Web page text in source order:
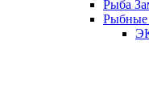
Рыба
Рыбные